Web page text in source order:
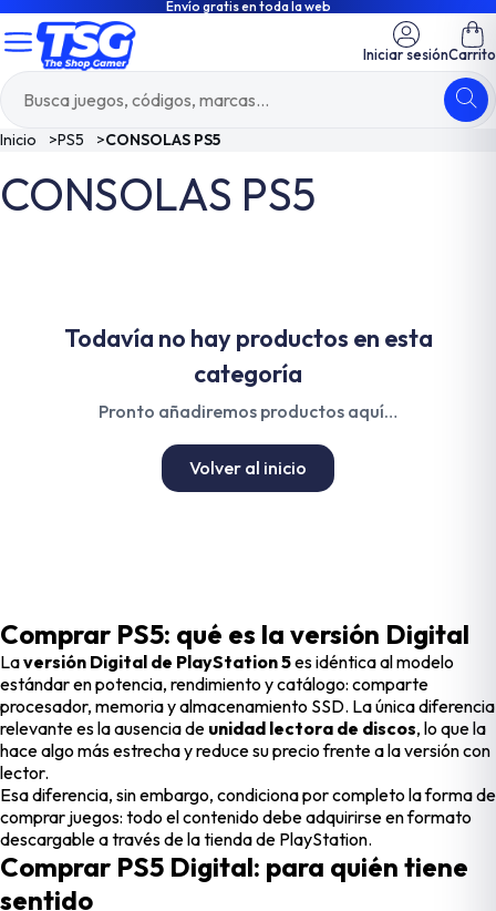
Envío gratis en toda la web
Iniciar sesiónCarrito
Inicio >PS5 >CONSOLAS PS5
CONSOLAS PS5
Todavía no hay productos en esta
categoría
Pronto añadiremos productos aquí…
Volver al inicio
Comprar PS5: qué es la versión Digital
Laversión Digital de PlayStation 5es idéntica al modelo
estándar en potencia, rendimiento y catálogo: comparte
procesador, memoria y almacenamiento SSD. La única diferencia
relevante es la ausencia de unidad lectora de discos, lo que la
hace algo más estrecha y reduce su precio frente a la versión con
lector.
Esa diferencia, sin embargo, condiciona por completo la forma de
comprar juegos: todo el contenido debe adquirirse en formato
descargable a través de la tienda de PlayStation.
Comprar PS5 Digital: para quién tiene
sentido